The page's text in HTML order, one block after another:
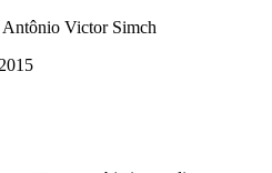
Victor Simch